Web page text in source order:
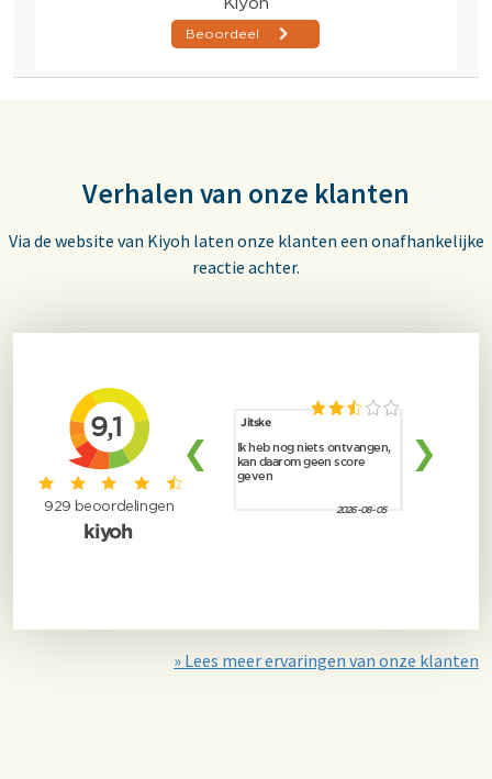
Verhalen van onze klanten
Via de website van Kiyoh laten onze klanten een onafhankelijke
reactie achter.
» Lees meer ervaringen van onze klanten